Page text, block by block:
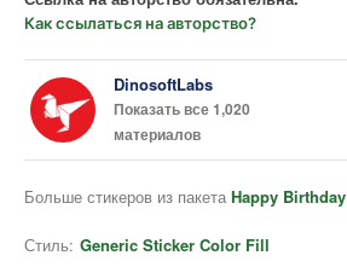
Как ссылаться на авторство?
DinosoftLabs
Показать все 1,020
материалов
Больше стикеров из пакета Happy Birthday
Стиль: Generic Sticker Color Fill